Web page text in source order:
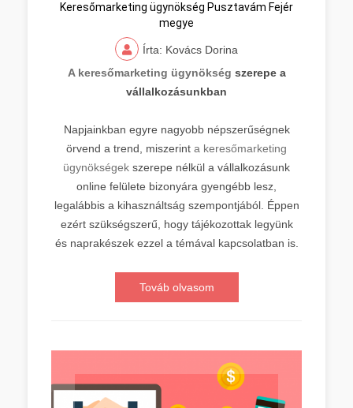
Keresőmarketing ügynökség Pusztavám Fejér
megye
Írta: Kovács Dorina
A keresőmarketing ügynökség szerepe a
vállalkozásunkban
Napjainkban egyre nagyobb népszerűségnek
örvend a trend, miszerint a keresőmarketing
ügynökségek szerepe nélkül a vállalkozásunk
online felülete bizonyára gyengébb lesz,
legalábbis a kihasználtság szempontjából. Éppen
ezért szükségszerű, hogy tájékozottak legyünk
és naprakészek ezzel a témával kapcsolatban is.
Továb olvasom